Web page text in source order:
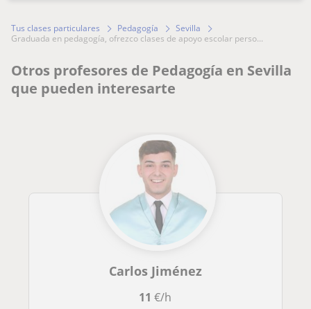
Tus clases particulares Pedagogía
Sevilla
graduada en pedagogía, ofrezco clases de apoyo escolar perso...
Otros profesores de Pedagogía en Sevilla
que pueden interesarte
Carlos Jiménez
11 €/h